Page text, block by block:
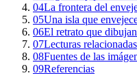
04La frontera del
05Una isla que
06El retrato que
07Lecturas relacionadas
08Fuentes de las
09Referencias